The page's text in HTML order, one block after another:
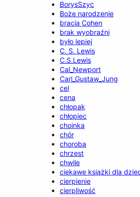
BorysSzyc
Boże narodzenie
bracia Cohen
brak wyobraźni
było lepiej
C. S. Lewis
C.S.Lewis
Cal_Newport
Carl_Gustaw_Jung
cel
cena
chłopak
chłopiec
choinka
chór
choroba
chrzest
chwile
ciekawe książki dla
cierpienie
cierpliwość